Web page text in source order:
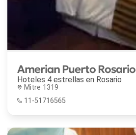
Amerian Puerto Rosario
Hoteles 4 estrellas en Rosario
Mitre 1319
11-51716565